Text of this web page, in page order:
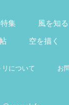
特集 風を知
空を描く
リについて お